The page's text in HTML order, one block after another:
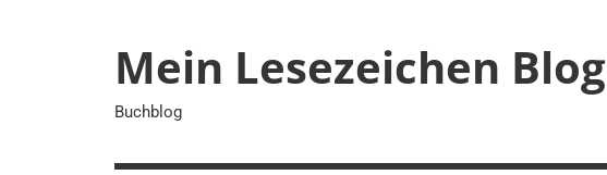
Mein Lesezeichen Blog
Buchblog